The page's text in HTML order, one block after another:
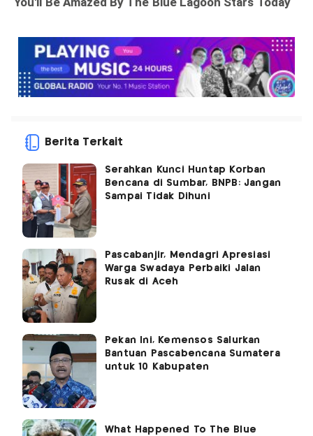
Berita Terkait
Serahkan Kunci Huntap Korban
Bencana di Sumbar, BNPB: Jangan
Sampai Tidak Dihuni
Pascabanjir, Mendagri Apresiasi
Warga Swadaya Perbaiki Jalan
Rusak di Aceh
Pekan Ini, Kemensos Salurkan
Bantuan Pascabencana Sumatera
untuk 10 Kabupaten